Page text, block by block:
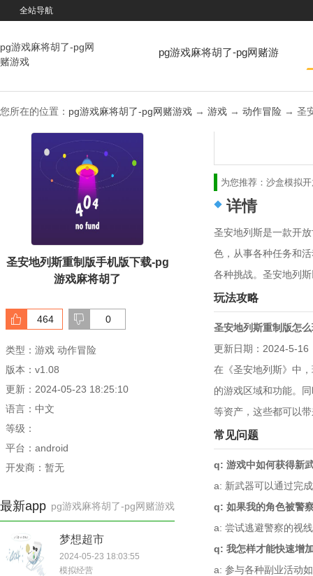
全站导航
pg游戏麻将胡了-pg网
赌游戏
pg游戏麻将胡了-pg网赌游
您所在的位置： pg游戏麻将胡了-pg网赌游戏 → 游戏 → 动作冒险 → 圣
圣安地列斯重制版手机版下载-pg
游戏麻将胡了
464 0
类型：游戏 动作冒险
版本：v1.08
更新：2024-05-23 18:25:10
语言：中文
等级：
平台：android
开发商：暂无
pg游戏麻将胡了-pg网赌游戏
最新app
梦想超市
2024-05-23 18:03:55
模拟经营
为您推荐： 沙盒模拟
详情
圣安地列斯是一款开
色，从事各种任务和
各种挑战。圣安地列
玩法攻略
圣安地列斯重制版怎
更新日期：2024-5-16
在《圣安地列斯》中
的游戏区域和功能。
等资产，这些都可以
常见问题
q: 游戏中如何获得新
a: 新武器可以通过完
q: 如果我的角色被警
a: 尝试逃避警察的视
q: 我怎样才能快速增
a: 参与各种副业活动